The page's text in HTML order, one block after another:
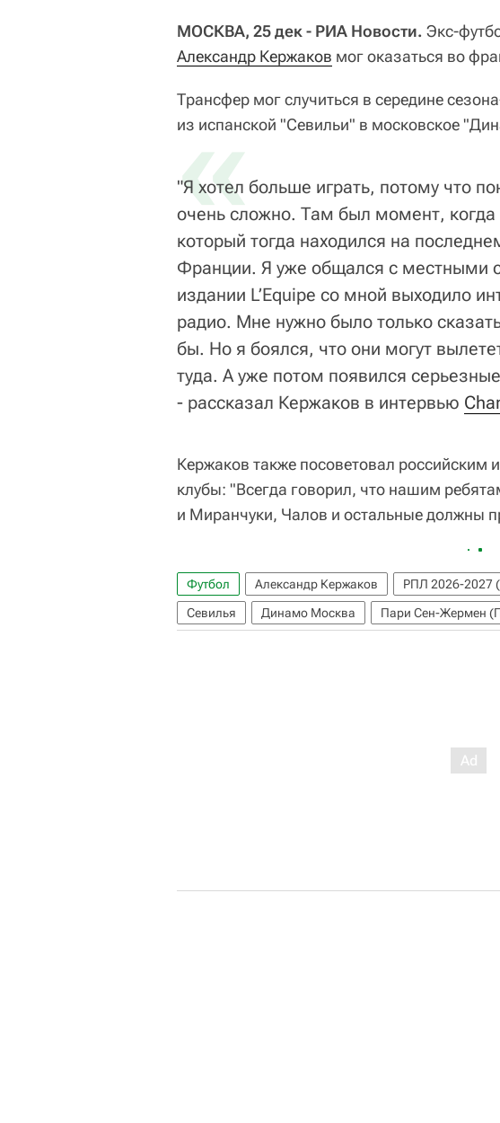
МОСКВА, 25 дек - РИА Новости. Экс-
Александр Кержаков мог оказаться во
Трансфер мог случиться в середине
из испанской "Севильи" в московское
«
"Я хотел больше играть, потому что
очень сложно. Там был момент,
который тогда находился на
Франции. Я уже общался с местными
издании L’Equipe со мной выходило
радио. Мне нужно было только
бы. Но я боялся, что они могут
туда. А уже потом появился
- рассказал Кержаков в интервью
Кержаков также посоветовал российским
клубы: "Всегда говорил, что нашим
и Миранчуки, Чалов и остальные должны
Футбол Александр Кержаков
РПЛ 2026-2027
Севилья
Динамо Москва Пари Сен-Жермен